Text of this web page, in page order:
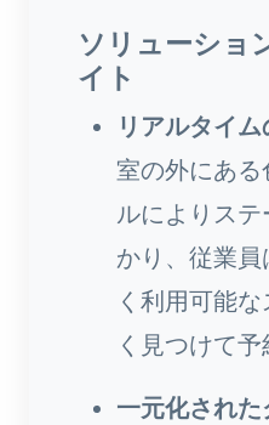
ソリューショ
イト
リアルタイ
室の外にあ
ルによりス
かり、従業
く利用可能
く見つけて予
一元化された